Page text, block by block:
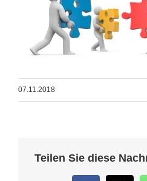
07.11.2018
Teilen Sie diese